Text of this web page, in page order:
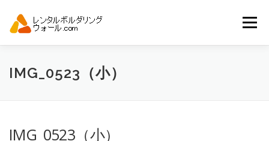
メニュー
トップ 自動見積り
IMG_0523（小）
IMG_0523（小）